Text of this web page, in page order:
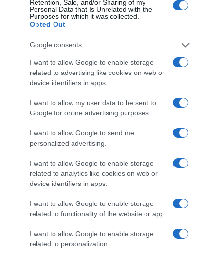
Retention, Sale, and/or Sharing of my
Personal Data that Is Unrelated with the
Purposes for which it was collected.
Opted Out
Google consents
I want to allow Google to enable storage
related to advertising like cookies on web or
device identifiers in apps.
I want to allow my user data to be sent to
Google for online advertising purposes.
I want to allow Google to send me
personalized advertising.
I want to allow Google to enable storage
related to analytics like cookies on web or
device identifiers in apps.
I want to allow Google to enable storage
related to functionality of the website or app.
I want to allow Google to enable storage
related to personalization.
dettagli fondamentali per fare luce sugli ultimi
momenti della giovane vittima e contribuire a
rendere giustizia.
Mourinho:
Patteggia e
Ottiene Solo una
Dichiarazioni
Contro l’Arbitro
Promozione
Biglietti per gli
Scopri Tutti i
Dettagli
Filippo Turetta Giulia Cecchettin
ARTICOLI CORRELATI